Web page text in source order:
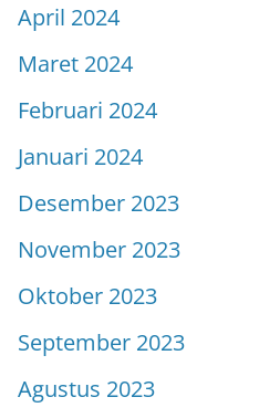
April 2024
Maret 2024
Februari 2024
Januari 2024
Desember 2023
November 2023
Oktober 2023
September 2023
Agustus 2023